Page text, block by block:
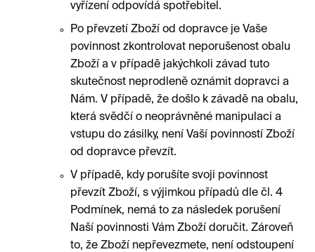
vyřízení odpovídá spotřebitel.
Po převzetí Zboží od dopravce je Vaše
povinnost zkontrolovat neporušenost obalu
Zboží a v případě jakýchkoli závad tuto
skutečnost neprodleně oznámit dopravci a
Nám. V případě, že došlo k závadě na obalu,
která svědčí o neoprávněné manipulaci a
vstupu do zásilky, není Vaší povinností Zboží
od dopravce převzít.
V případě, kdy porušíte svoji povinnost
převzít Zboží, s výjimkou případů dle čl. 4
Podmínek, nemá to za následek porušení
Naší povinnosti Vám Zboží doručit. Zároveň
to, že Zboží nepřevezmete, není odstoupení